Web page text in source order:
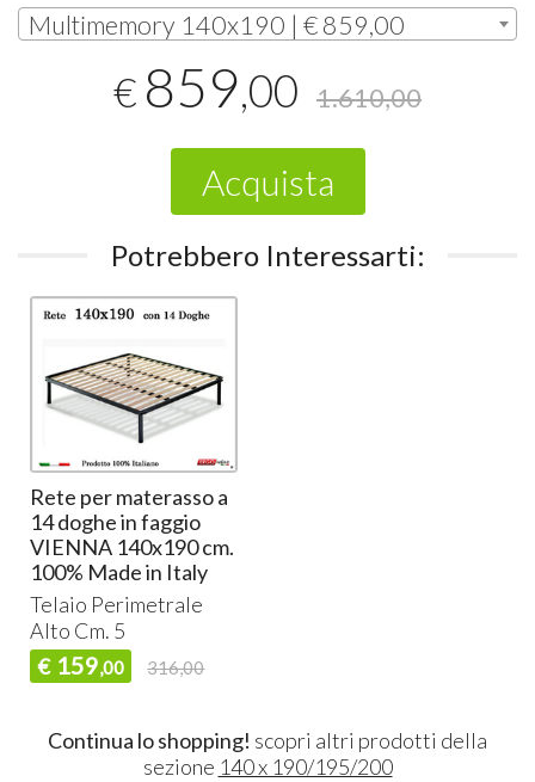
Multimemory 140x190 | € 859,00
€ 859,00 1.610,00
Acquista
Potrebbero Interessarti:
Rete per materasso a
14 doghe in faggio
VIENNA 140x190 cm.
100% Made in Italy
Telaio Perimetrale
Alto Cm. 5
€ 159,00 316,00
Continua lo shopping! scopri altri prodotti della
sezione 140 x 190/195/200